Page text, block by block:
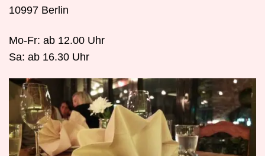
10997 Berlin
Mo-Fr: ab 12.00 Uhr
Sa: ab 16.30 Uhr